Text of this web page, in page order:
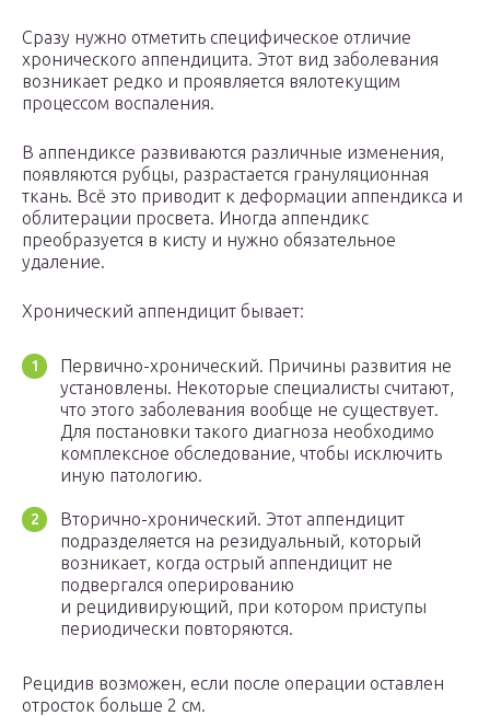
Сразу нужно отметить специфическое отличие
хронического аппендицита. Этот вид заболевания
возникает редко и проявляется вялотекущим
процессом воспаления.
В аппендиксе развиваются различные изменения,
появляются рубцы, разрастается грануляционная
ткань. Всё это приводит к деформации аппендикса и
облитерации просвета. Иногда аппендикс
преобразуется в кисту и нужно обязательное
удаление.
Хронический аппендицит бывает:
Первично-хронический. Причины развития не
установлены. Некоторые специалисты считают,
что этого заболевания вообще не существует.
Для постановки такого диагноза необходимо
комплексное обследование, чтобы исключить
иную патологию.
Вторично-хронический. Этот аппендицит
подразделяется на резидуальный, который
возникает, когда острый аппендицит не
подвергался оперированию
и рецидивирующий, при котором приступы
периодически повторяются.
Рецидив возможен, если после операции оставлен
отросток больше 2 см.